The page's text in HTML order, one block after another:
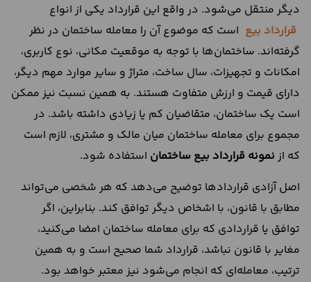
دیگر منتقل می‌شود. در واقع این قرارداد یکی از انواع
قرارداد بیع است که موضوع آن را معامله ساختمان در نظر
گرفته‌اند. ساختمان‌ها با توجه به موقعیت مکانی، نوع کاربری،
امکانات و تجهیزات، سال ساخت، متراژ و سایر موارد مهم دیگر،
دارای قیمت‌ و ارزش متفاوت هستند. به همین نسبت نیز ممکن
است یک ساختمان، متقاضیان کم یا زیادی داشته باشد. در
مجموع برای معامله ساختمان میان مالک و مشتری، لازم است
که از نمونه قرارداد بیع ساختمان استفاده شود.
اصل آزادی قراردادها توضیح می‌دهد که هر شخصی می‌تواند
مطابق با قانون، با اشخاص دیگر توافق کند. بنابراین، اگر
توافق یا قراردادی که برای معامله ساختمان امضا می‌کنید،
مغایر با قانون نباشد، قرارداد شما صحیح است و به همین
ترتیب، معامله‌ای که انجام می‌شود نیز معتبر خواهد بود.